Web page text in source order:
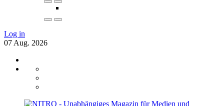
Log in
07 Aug. 2026